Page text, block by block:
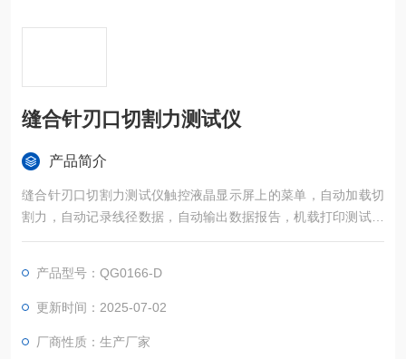
缝合针刃口切割力测试仪
产品简介
缝合针刃口切割力测试仪触控液晶显示屏上的菜单，自动加载切
割力，自动记录线径数据，自动输出数据报告，机载打印测试数
据。
产品型号：QG0166-D
更新时间：2025-07-02
厂商性质：生产厂家